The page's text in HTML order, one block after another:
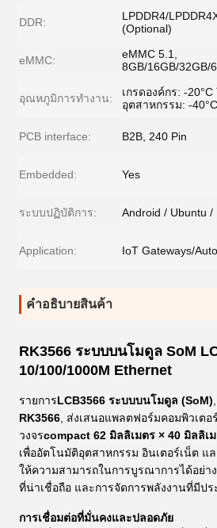
DDR:
LPDDR4/
(Optional)
eMMC:
eMMC 5.1,
8GB/16GB/32GB/
อุณหภูมิการทํางาน:
เกรดองค์กร: -20°C
อุตสาหกรรม: -
PCB interface: B2B, 240 Pin
Embedded: Yes
ระบบปฏิบัติการ: Android / Ubuntu /
Application: IoT Gateways/
คําอธิบายสินค้า
RK3566 ระบบบนโมดูล SoM
10/100/1000M Ethernet
รายการLCB3566 ระบบบนโมดูล (SoM)
RK3566 , ส่งเสนอแพลตฟอร์มคอมพิวเต
วงจรcompact 62 มิลลิเมตร × 40 มิลลิเ
เพื่ออัตโนมัติอุตสาหกรรม อินเตอร์เน็ต แ
ให้ความสามารถในการบูรณาการได้อย่า
ที่น่าเชื่อถือ และการจัดการพลังงานที่มีป
การเชื่อมต่อที่มั่นคงและปลอดภัย